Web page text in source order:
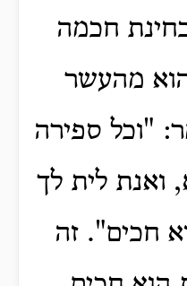
חכמה
מהעשר
"וכל ספירה
ואנת לית לך
חכים". זה